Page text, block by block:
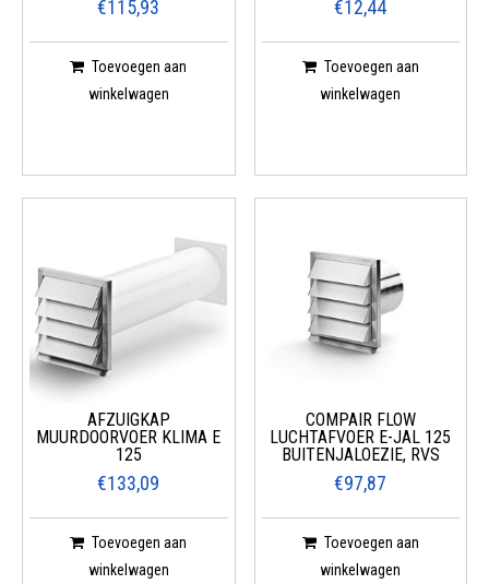
€115,93
Toevoegen aan
winkelwagen
€12,44
Toevoegen aan
winkelwagen
AFZUIGKAP
MUURDOORVOER KLIMA E
125
€133,09
Toevoegen aan
winkelwagen
COMPAIR FLOW
LUCHTAFVOER E-JAL 125
BUITENJALOEZIE, RVS
€97,87
Toevoegen aan
winkelwagen